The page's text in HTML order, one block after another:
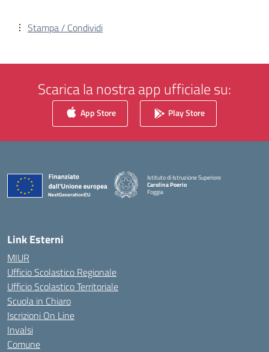
Stampa / Condividi
Scarica la nostra app ufficiale su:
App Store Play Store
Istituto di Istruzione Superiore
Carolina Poerio
Foggia
— Visita la pagina iniziale della scuola
Link Esterni
MIUR
Ufficio Scolastico Regionale
Ufficio Scolastico Territoriale
Scuola in Chiaro
Iscrizioni On Line
Invalsi
Comune